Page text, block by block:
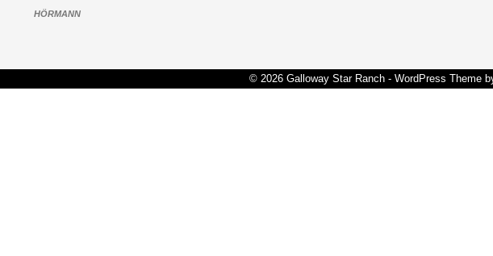
HÖRMANN
© 2026 Galloway Star Ranch - WordPress Theme